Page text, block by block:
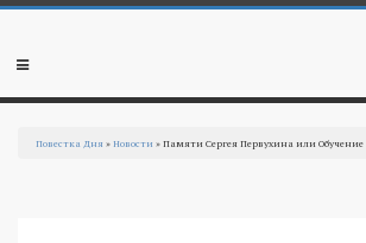
Перейти к основному содержанию
Мобильное
Повестка Дня »Новости » Памяти Сергея Первухина или